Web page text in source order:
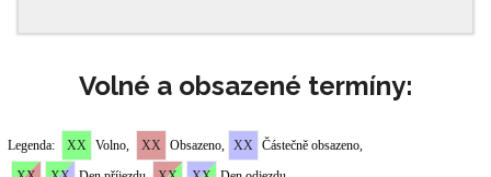
Volné a obsazené termíny: